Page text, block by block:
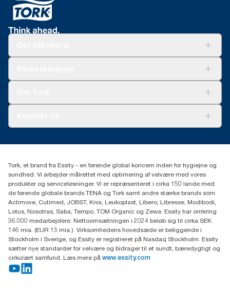
Smiley-rapport
(+45) 48 16 82 44
Professional Hygiene
Gydevang 33
DK-3450 Allerød
Tork, et brand fra Essity - en førende global koncern inden for hygiejne og
sundhed. Vi arbejder målrettet med optimering af velvære med vores
produkter og serviceløsninger. Vi er repræsenteret i cirka 150 lande med
de førende globale brands TENA og Tork samt andre stærke brands som
Actimove, Cutimed, JOBST, Knix, Leukoplast, Libero, Libresse, Modibodi,
Lotus, Nosotras, Saba, Tempo, TOM Organic og Zewa. Essity har omkring
36.000 medarbejdere. Nettoomsætningen i 2024 beløb sig til cirka SEK
146 mia. (EUR 13 mia.). Virksomhedens hovedsæde er beliggende i
Stockholm i Sverige, og Essity er registreret på Nasdaq Stockholm. Essity
sætter nye standarder for velvære og bidrager til et sundt, bæredygtigt og
cirkulært samfund. Læs mere på www.essity.com